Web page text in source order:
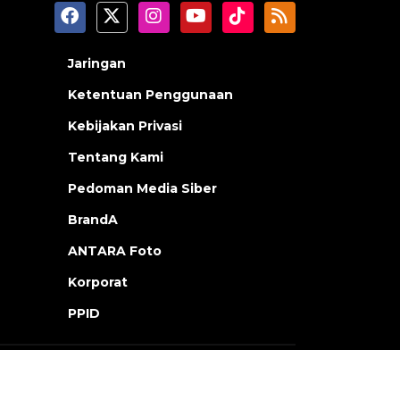
Jaringan
Ketentuan Penggunaan
Kebijakan Privasi
Tentang Kami
Pedoman Media Siber
BrandA
ANTARA Foto
Korporat
PPID